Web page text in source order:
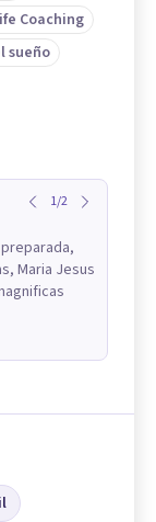
Coaching
sueño
1/2
Maria Jesus